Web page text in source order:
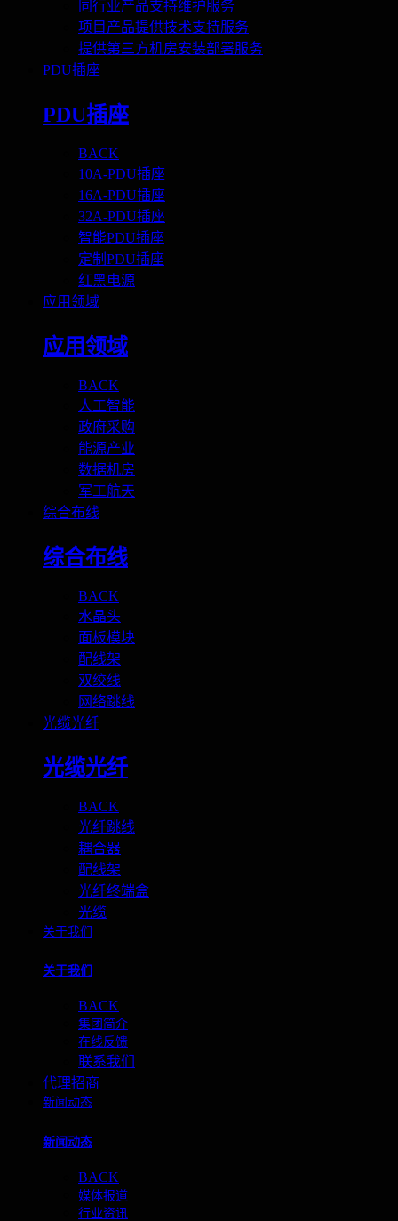
同行业产品支持维护服务
项目产品提供技术支持服务
提供第三方机房安装部署服务
PDU插座
PDU插座
BACK
10A-PDU插座
16A-PDU插座
32A-PDU插座
智能PDU插座
定制PDU插座
红黑电源
应用领域
应用领域
BACK
人工智能
政府采购
能源产业
数据机房
军工航天
综合布线
综合布线
BACK
水晶头
面板模块
配线架
双绞线
网络跳线
光缆光纤
光缆光纤
BACK
光纤跳线
耦合器
配线架
光纤终端盒
光缆
关于我们
关于我们
BACK
集团简介
在线反馈
联系我们
代理招商
新闻动态
新闻动态
BACK
媒体报道
行业资讯